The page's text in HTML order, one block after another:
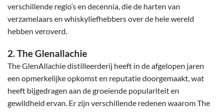
verschillende regio’s en decennia, die de harten van
verzamelaars en whiskyliefhebbers over de hele wereld
hebben veroverd.
2. The Glenallachie
The GlenAllachie distilleerderij heeft in de afgelopen jaren
een opmerkelijke opkomst en reputatie doorgemaakt, wat
heeft bijgedragen aan de groeiende populariteit en
gewildheid ervan. Er zijn verschillende redenen waarom The